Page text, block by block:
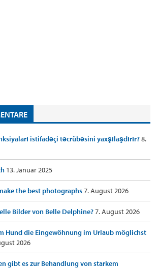
istifadəçi təcrübəsini yaxşılaşdırır?8.
13. Januar 2025
the best photographs7. August 2026
Bilder von Belle Delphine?7. August 2026
Hund die Eingewöhnung im Urlaub möglichst
2026
gibt es zur Behandlung von starkem